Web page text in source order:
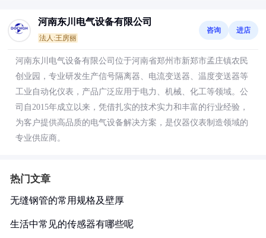
河南东川电气设备有限公司
法人:王房丽
咨询 进店
河南东川电气设备有限公司位于河南省郑州市新郑市孟庄镇农民
创业园，专业研发生产信号隔离器、电流变送器、温度变送器等
工业自动化仪表，产品广泛应用于电力、机械、化工等领域。公
司自2015年成立以来，凭借扎实的技术实力和丰富的行业经验，
为客户提供高品质的电气设备解决方案，是仪器仪表制造领域的
专业供应商。
热门文章
无缝钢管的常用规格及壁厚
生活中常见的传感器有哪些呢